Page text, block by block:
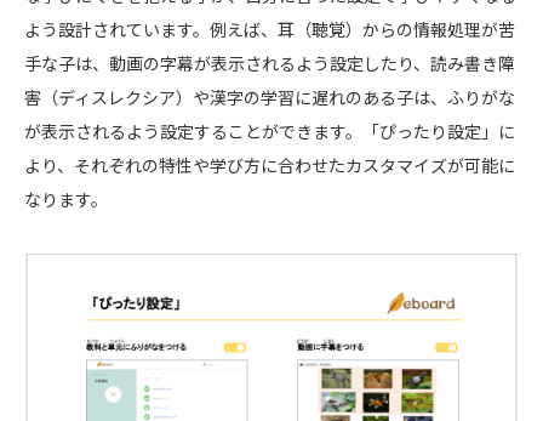
よう設計されています。例えば、耳（聴覚）からの情報処理が苦
手な子は、動画の字幕が表示されるよう設定したり、読み書き障
害（ディスレクシア）や漢字の学習に遅れのある子は、ふりがな
が表示されるよう設定することができます。「ぴったり設定」に
より、それぞれの特性や学び方に合わせたカスタマイズが可能に
なります。